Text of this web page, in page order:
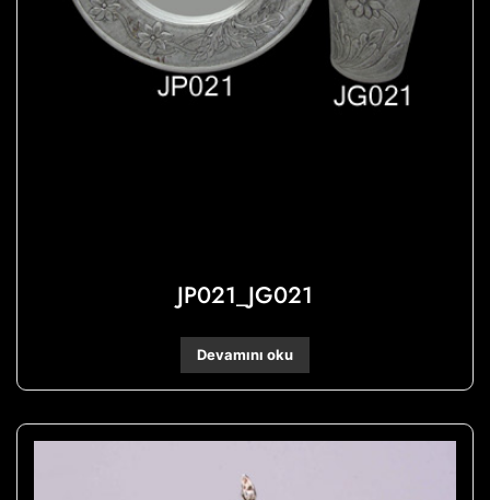
JP021_JG021
Devamını oku